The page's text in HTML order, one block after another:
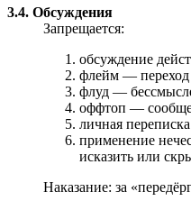
3.4. Обсуждения
Запрещается:
обсуждение
флейм — переход
флуд —
оффтоп —
личная
применение
исказить или
Наказание: за